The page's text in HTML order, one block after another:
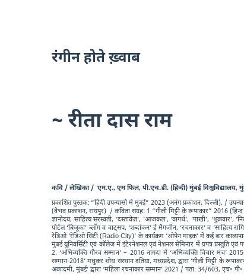
रंगीन होते ख़्वाब
~ रीता दास राम
कवि / लेखिका / एम.ए., एम फिल, पी.एच.डी. (हिन्दी) मुंबई विश्वविद्यालय,
प्रकाशित पुस्तक: “हिंदी उपन्यासों में मुंबई” 2023 (अनंग प्रकाशन, दिल्ली), /
(वैभव प्रकाशन, रायपुर) / कविता संग्रह: 1 “गीली मिट्टी के रूपाकार” 2016
ज्ञानोदय, साहित्य सरस्वती, ‘दस्तावेज़’, ‘आजकल’, ‘वागर्थ’, ‘पाखी’,
पोर्टल ‘बिजूका’ ब्लॉग व वाट्सप, ‘शब्दांकन’ ई मैगजीन, ‘रचनाकार’ व ‘साहित्य
रेडिओ ‘रेडिओ सिटी (Radio City)’ के कार्यक्रम ‘ओपेन माइक’ में कई बार
मुंबई यूनिवर्सिटी एवं कॉलेज में इंटेरनेशनल एवं नेशनल सेमिनार में प्रपत्र प्रस्तुति एवं
2. ‘अभिव्यक्ति गौरव सम्मान’ – 2016 नागदा में ‘अभिव्यक्ति विचार मंच’
सम्मान-2018’ मधुकर शोध संस्थान दतिया, मध्यप्रदेश, द्वारा ‘गीली मिट्टी के
अकादमी, मुंबई’ द्वारा ‘महिला रचनाकार सम्मान’ 2021 / पता: 34/603, एच॰ पी॰